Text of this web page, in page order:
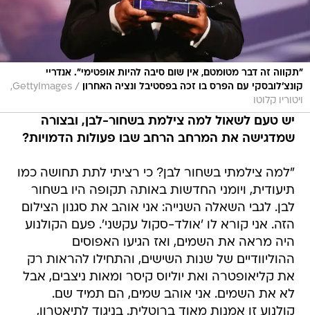
"תקווה זה דבר מטומטם, אין שום סיבה להיות אופטימי". אנדריי
קונצ'לובסקי עם הפרס בו זכה בפסטיבל ונציה האחרון
/
GettyImages,
ויטוריו קלוטו
יש טעם לשאול למה צילמת בשחור-לבן, ובצורה
שמדגישה את המרחב הרחב שבו פעולות הדמויות?
"למה צילמתי בשחור לבן? כי רציתי לתת תחושה כמו
תיעודית, ויומני החדשות באותה תקופה היו בשחור
לבן. לגבי השאלה השנייה: אני אוהב את סגנון הצילום
הזה. אני קורא לו 'אולד-סקול עקשני'. פעם הקולנוע
היה מראה את השמים, ואז הגיעו האפוסים
ההוליוודיים של שנות השישים, והתחילו להראות רק
את קליאופטרה ואת יוליוס קיסר ומאות ניצבים, אבל
לא את השמים. אני אוהב שמים, הם תמיד שם.
קולנוע זו אמנות מאוד ברוטלית. בניגוד לתיאטרון,